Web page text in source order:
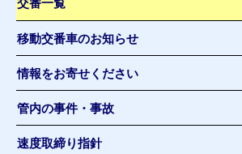
交番一覧
移動交番車のお知らせ
情報をお寄せください
管内の事件・事故
速度取締り指針